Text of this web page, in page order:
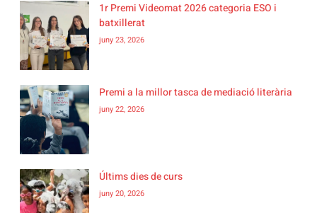
1r Premi Videomat 2026 categoria ESO i
batxillerat
juny 23, 2026
Premi a la millor tasca de mediació literària
juny 22, 2026
Últims dies de curs
juny 20, 2026